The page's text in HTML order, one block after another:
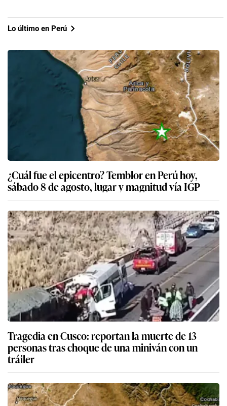
Lo último en Perú
¿Cuál fue el epicentro? Temblor en Perú hoy,
sábado 8 de agosto, lugar y magnitud vía IGP
Tragedia en Cusco: reportan la muerte de 13
personas tras choque de una miniván con un
tráiler